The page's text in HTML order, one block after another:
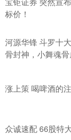
标价！
河源华锋 斗罗十
骨封神，小舞魂
涨上策 喝啤酒的
众诚速配 66股特